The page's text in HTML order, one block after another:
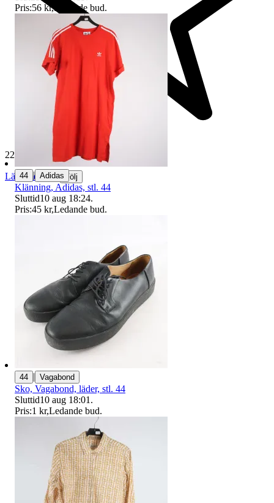
229 377 omdömen
Läs omdömen Följ
Pris:56 kr,Ledande bud.
44 | Adidas
Klänning, Adidas, stl. 44
Sluttid10 aug 18:24.
Pris:45 kr,Ledande bud.
44 | Vagabond
Sko, Vagabond, läder, stl. 44
Sluttid10 aug 18:01 .
Pris:1 kr,Ledande bud.